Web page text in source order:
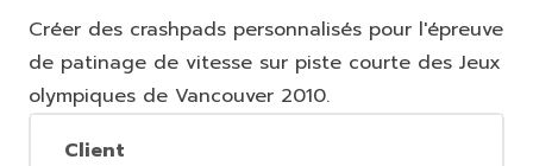
Créer des crashpads personnalisés pour l'épreuve
de patinage de vitesse sur piste courte des Jeux
olympiques de Vancouver 2010.
Client